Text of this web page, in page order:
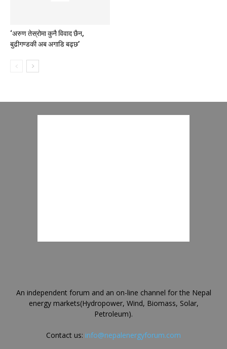
‘अरुण तेस्रोमा कुनै विवाद छैन,
बुढीगण्डकी अब अगाडि बढ्छ’
An independent forum and an on-line channel for the Nepal
energy markets(Hydropower, Wind, Biomass, Solar,
Petroleum).
Contact us: info@nepalenergyforum.com